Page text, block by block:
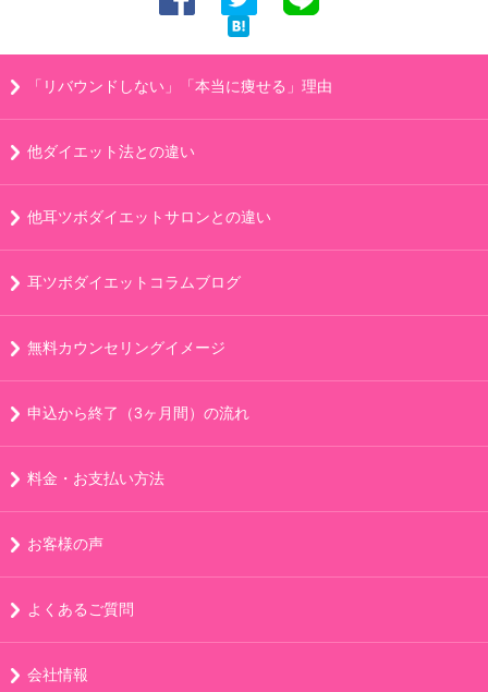
「リバウンドしない」「本当に痩せる」理由
他ダイエット法との違い
他耳ツボダイエットサロンとの違い
耳ツボダイエットコラムブログ
無料カウンセリングイメージ
申込から終了（3ヶ月間）の流れ
料金・お支払い方法
お客様の声
よくあるご質問
会社情報